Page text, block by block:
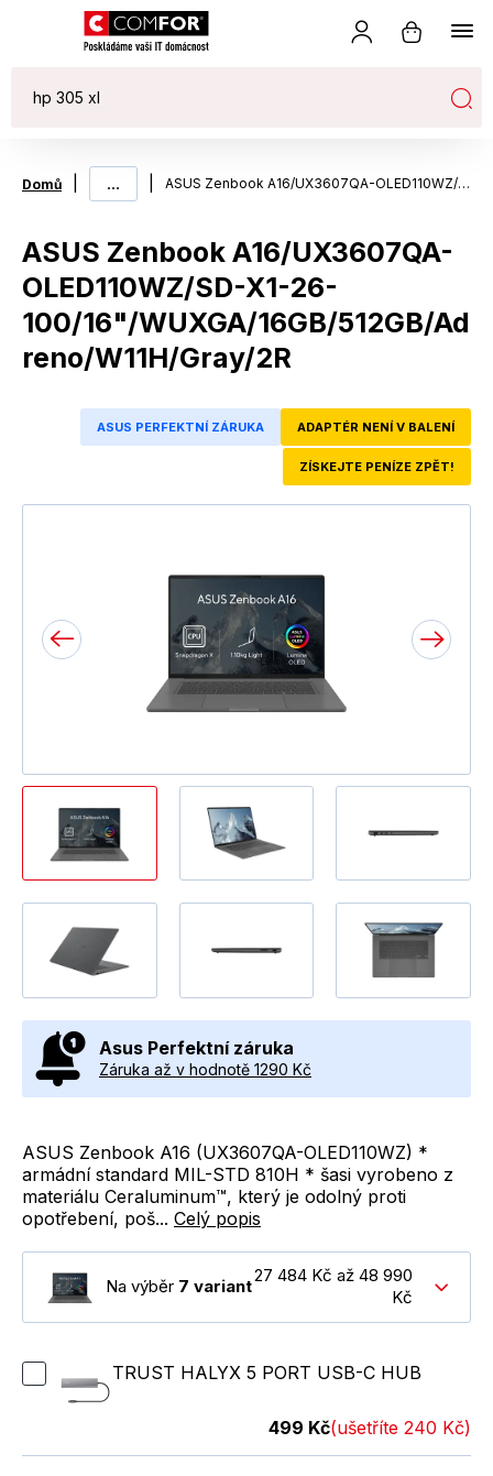
Domů ... ASUS Zenbook A16/UX3607QA-OLED110WZ/SD-X1-26-100/16"/WUXGA/16GB/512GB/Adreno/W11H/Gray/2R
ASUS Zenbook A16/UX3607QA-
OLED110WZ/SD-X1-26-
100/16"/WUXGA/16GB/512GB/Ad
reno/W11H/Gray/2R
ASUS PERFEKTNÍ ZÁRUKA ADAPTÉR NENÍ V BALENÍ
ZÍSKEJTE PENÍZE ZPĚT!
Asus Perfektní záruka
Záruka až v hodnotě 1290 Kč
ASUS Zenbook A16 (UX3607QA-OLED110WZ) *
armádní standard MIL-STD 810H * šasi vyrobeno z
materiálu Ceraluminum™, který je odolný proti
opotřebení, poš... Celý popis
Na výběr 7 variant
27 484 Kč až 48 990
Kč
TRUST HALYX 5 PORT USB-C HUB
499 Kč(ušetříte 240 Kč)